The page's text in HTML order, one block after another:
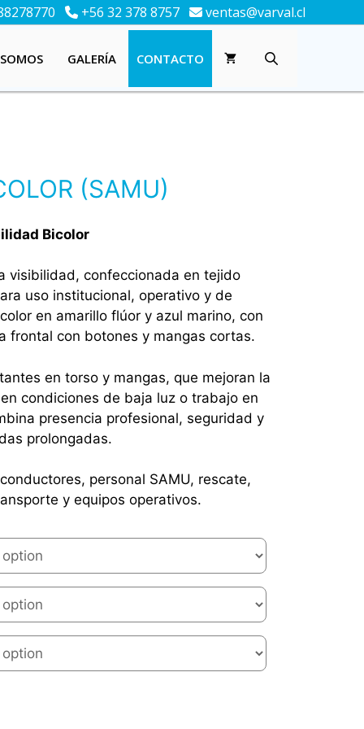
+56 32 378 8757 ventas@varval.cl
GALERÍA CONTACTO
(SAMU)
Bicolor
visibilidad, confeccionada en tejido
uso institucional, operativo y de
en amarillo flúor y azul marino, con
frontal con botones y mangas cortas.
en torso y mangas, que mejoran la
condiciones de baja luz o trabajo en
presencia profesional, seguridad y
prolongadas.
personal SAMU, rescate,
y equipos operativos.